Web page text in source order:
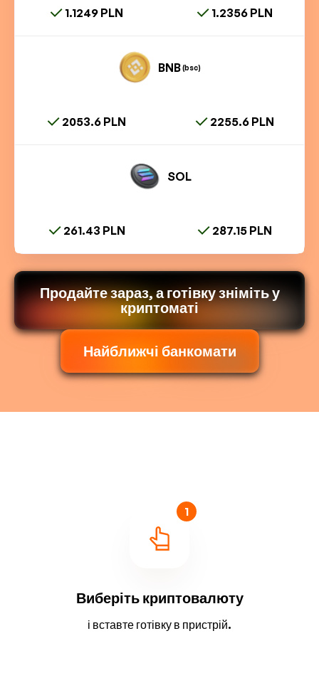
1.1249 PLN 1.2356 PLN
BNB(bsc)
2053.6 PLN 2255.6 PLN
SOL
261.43 PLN 287.15 PLN
Продайте зараз, а готівку зніміть у
криптоматі
Найближчі банкомати
1
Виберіть криптовалюту
і вставте готівку в пристрій.